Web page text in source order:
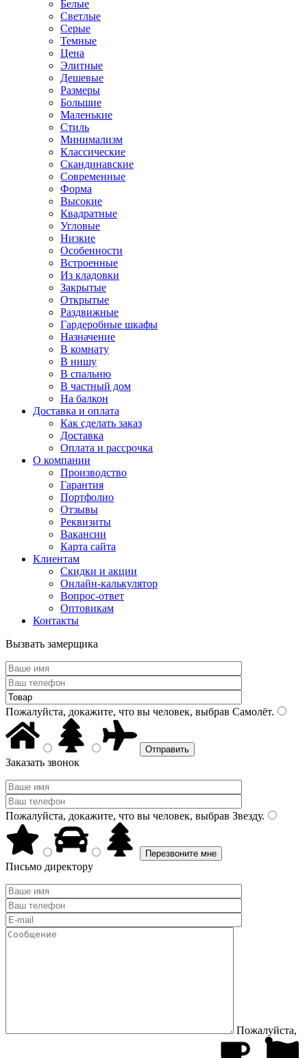
Белые
Светлые
Серые
Темные
Цена
Элитные
Дешевые
Размеры
Большие
Маленькие
Стиль
Минимализм
Классические
Скандинавские
Современные
Форма
Высокие
Квадратные
Угловые
Низкие
Особенности
Встроенные
Из кладовки
Закрытые
Открытые
Раздвижные
Гардеробные шкафы
Назначение
В комнату
В нишу
В спальню
В частный дом
На балкон
Доставка и оплата
Как сделать заказ
Доставка
Оплата и рассрочка
О компании
Производство
Гарантия
Портфолио
Отзывы
Реквизиты
Вакансии
Карта сайта
Клиентам
Скидки и акции
Онлайн-калькулятор
Вопрос-ответ
Оптовикам
Контакты
Вызвать замерщика
Пожалуйста, докажите, что вы человек, выбрав Самолёт.
Заказать звонок
Пожалуйста, докажите, что вы человек, выбрав Звезду.
Письмо директору
Пожалуйста,